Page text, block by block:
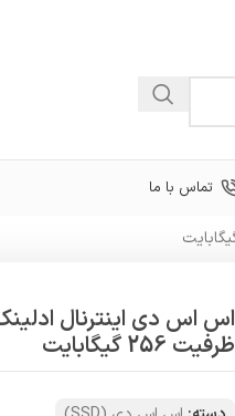
تماس با ما
ظرفیت 256 گیگابایت